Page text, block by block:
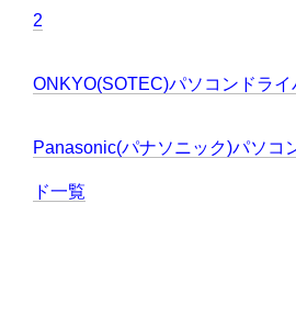
2
ONKYO(SOTEC)パソコンドラ
Panasonic(パナソニック)パソコ
ド一覧